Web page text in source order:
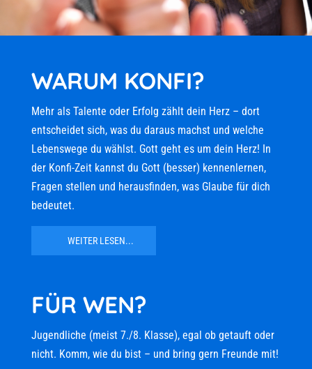
WARUM KONFI?
Mehr als Talente oder Erfolg zählt dein Herz – dort
entscheidet sich, was du daraus machst und welche
Lebenswege du wählst. Gott geht es um dein Herz! In
der Konfi-Zeit kannst du Gott (besser) kennenlernen,
Fragen stellen und herausfinden, was Glaube für dich
bedeutet.
WEITER LESEN...
FÜR WEN?
Jugendliche (meist 7./8. Klasse), egal ob getauft oder
nicht. Komm, wie du bist – und bring gern Freunde mit!